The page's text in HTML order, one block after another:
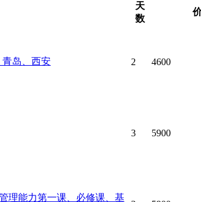
天
数
岛、西安 2 4600
3 5900
理能力第一课、必修课、基